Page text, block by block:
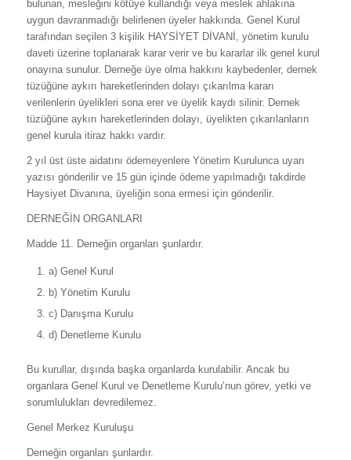
bulunan, mesleğini kötüye kullandığı veya meslek ahlakına
uygun davranmadığı belirlenen üyeler hakkında. Genel Kurul
tarafından seçilen 3 kişilik HAYSİYET DİVANİ, yönetim kurulu
daveti üzerine toplanarak karar verir ve bu kararlar ilk genel kurul
onayına sunulur. Derneğe üye olma hakkını kaybedenler, dernek
tüzüğüne aykırı hareketlerinden dolayı çıkarılma kararı
verilenlerin üyelikleri sona erer ve üyelik kaydı silinir. Dernek
tüzüğüne aykırı hareketlerinden dolayı, üyelikten çıkarılanların
genel kurula itiraz hakkı vardır.
2 yıl üst üste aidatını ödemeyenlere Yönetim Kurulunca uyarı
yazısı gönderilir ve 15 gün içinde ödeme yapılmadığı takdirde
Haysiyet Divanına, üyeliğin sona ermesi için gönderilir.
DERNEĞİN ORGANLARI
Madde 11. Derneğin organları şunlardır.
a) Genel Kurul
b) Yönetim Kurulu
c) Danışma Kurulu
d) Denetleme Kurulu
Bu kurullar, dışında başka organlarda kurulabilir. Ancak bu
organlara Genel Kurul ve Denetleme Kurulu’nun görev, yetki ve
sorumlulukları devredilemez.
Genel Merkez Kuruluşu
Derneğin organları şunlardır.